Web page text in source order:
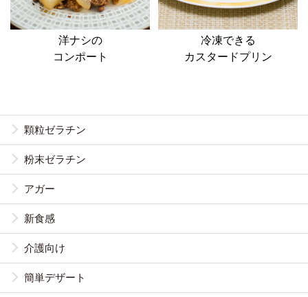
顆粒ゼラチン
粉末ゼラチン
アガー
新食感
介護向け
簡単デザート
洋ナシの
コンポート
冷凍できる
カスタードプリン